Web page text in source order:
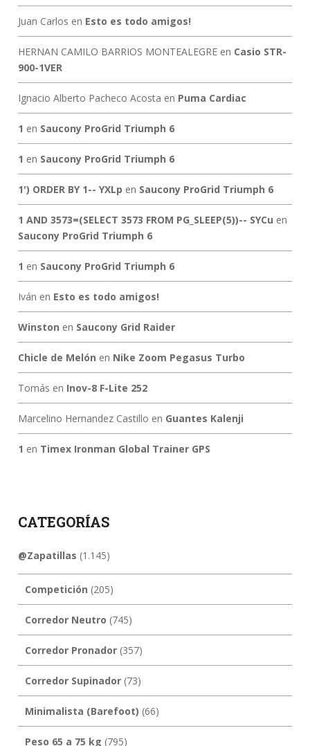
Juan Carlos en Esto es todo amigos!
HERNAN CAMILO BARRIOS MONTEALEGREen Casio STR-
900-1VER
Ignacio Alberto Pacheco Acosta en Puma Cardiac
1 en Saucony ProGrid Triumph 6
1 en Saucony ProGrid Triumph 6
1') ORDER BY 1-- YXLp en Saucony ProGrid Triumph 6
1 AND 3573=(SELECT 3573 FROM PG_SLEEP(5))-- SYCu en
Saucony ProGrid Triumph 6
1 en Saucony ProGrid Triumph 6
Iván en Esto es todo amigos!
Winston en Saucony Grid Raider
Chicle de Melón en Nike Zoom Pegasus Turbo
Tomás en Inov-8 F-Lite 252
Marcelino Hernandez Castillo en Guantes Kalenji
1 en Timex Ironman Global Trainer GPS
CATEGORÍAS
@Zapatillas (1.145)
Competición (205)
Corredor Neutro (745)
Corredor Pronador(357)
Corredor Supinador(73)
Minimalista (Barefoot) (66)
Peso 65 a 75 kg (795)